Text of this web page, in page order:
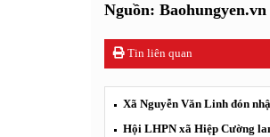
Nguồn: Baohungyen.vn
Tin liên quan
Xã Nguyễn Văn Linh đón
Hội LHPN xã Hiệp Cường